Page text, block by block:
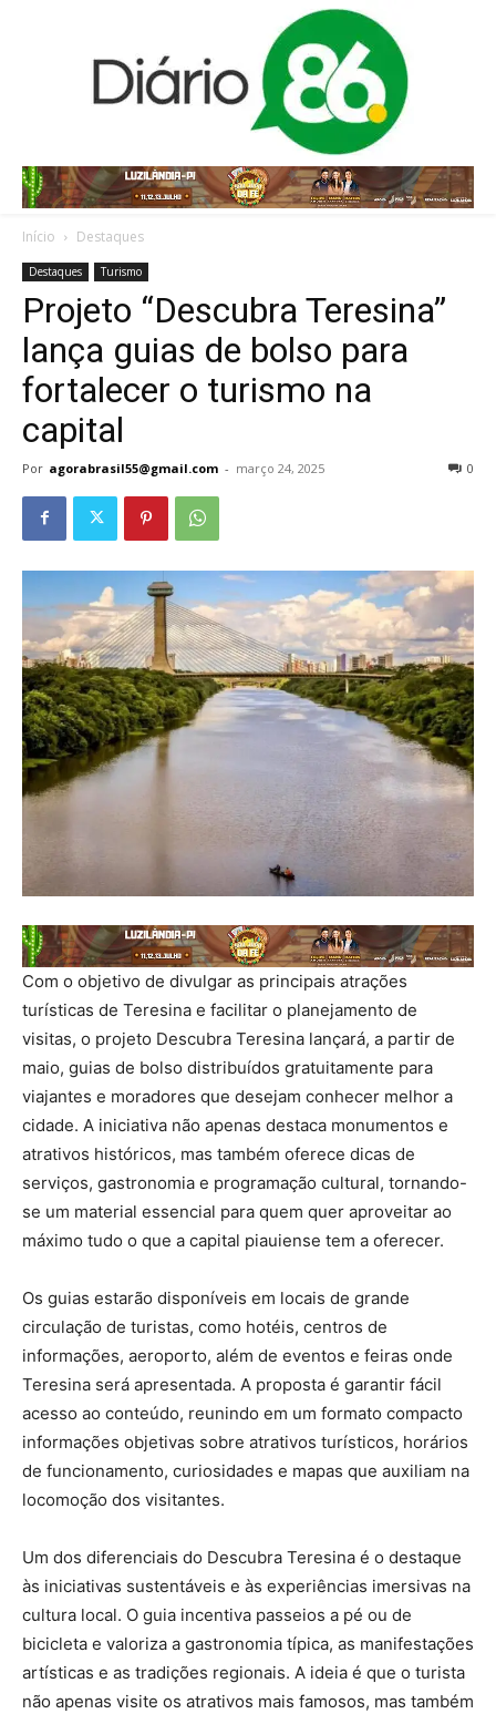
Início Destaques
Destaques Turismo
Projeto “Descubra Teresina”
lança guias de bolso para
fortalecer o turismo na
capital
Por agorabrasil55@gmail.com - março 24, 2025 0
Com o objetivo de divulgar as principais atrações
turísticas de Teresina e facilitar o planejamento de
visitas, o projeto Descubra Teresina lançará, a partir de
maio, guias de bolso distribuídos gratuitamente para
viajantes e moradores que desejam conhecer melhor a
cidade. A iniciativa não apenas destaca monumentos e
atrativos históricos, mas também oferece dicas de
serviços, gastronomia e programação cultural, tornando-
se um material essencial para quem quer aproveitar ao
máximo tudo o que a capital piauiense tem a oferecer.
Os guias estarão disponíveis em locais de grande
circulação de turistas, como hotéis, centros de
informações, aeroporto, além de eventos e feiras onde
Teresina será apresentada. A proposta é garantir fácil
acesso ao conteúdo, reunindo em um formato compacto
informações objetivas sobre atrativos turísticos, horários
de funcionamento, curiosidades e mapas que auxiliam na
locomoção dos visitantes.
Um dos diferenciais do Descubra Teresina é o destaque
às iniciativas sustentáveis e às experiências imersivas na
cultura local. O guia incentiva passeios a pé ou de
bicicleta e valoriza a gastronomia típica, as manifestações
artísticas e as tradições regionais. A ideia é que o turista
não apenas visite os atrativos mais famosos, mas também